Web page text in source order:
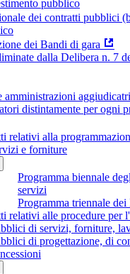
pubblico
dei contratti pubblici
dei Bandi di gara
dalla Delibera n. 7
amministrazioni
distintamente per ogni
relativi alla
e forniture
Programma biennale
servizi
Programma triennale
relativi alle procedure per
di servizi, forniture,
di progettazione, di